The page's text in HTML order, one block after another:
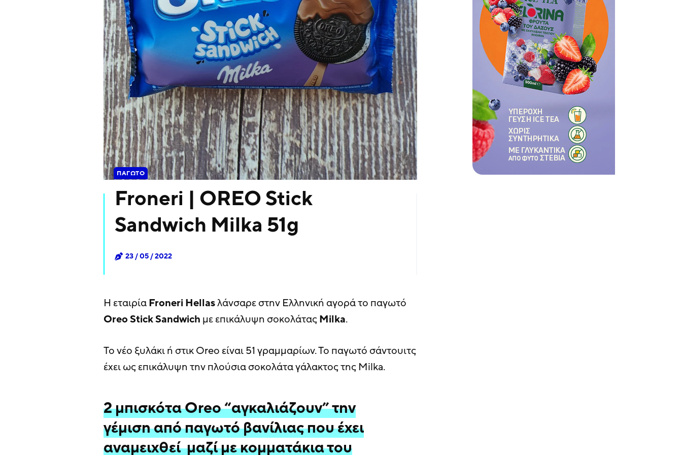
ΠΑΓΩΤΌ
Froneri | OREO Stick
Sandwich Milka 51g
23 / 05 / 2022
Η εταιρίαFroneri Hellasλάνσαρε στην Ελληνική αγορά το παγωτό
Oreo Stick Sandwich με επικάλυψη σοκολάταςMilka.
Το νέο ξυλάκι ή στικ Oreo είναι 51 γραμμαρίων. Το παγωτό σάντουιτς
έχει ως επικάλυψη την πλούσια σοκολάτα γάλακτος της Milka.
2 μπισκότα Oreo “αγκαλιάζουν” την
γέμιση από παγωτό βανίλιας που έχει
αναμειχθεί μαζί με κομματάκια του